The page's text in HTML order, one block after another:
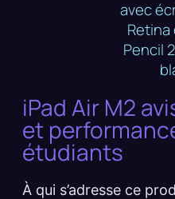
iPad Air M2
et
étudiants
À qui s’adresse ce